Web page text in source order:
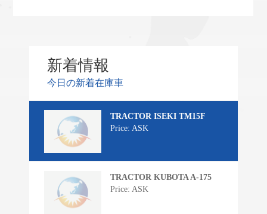
新着情報
今日の新着在庫車
TRACTOR ISEKI TM15F
Price: ASK
TRACTOR KUBOTA A-175
Price: ASK